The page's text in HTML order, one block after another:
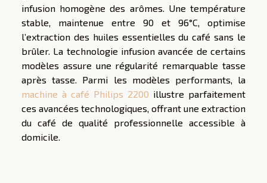
infusion homogène des arômes. Une température
stable, maintenue entre 90 et 96°C, optimise
l’extraction des huiles essentielles du café sans le
brûler. La technologie infusion avancée de certains
modèles assure une régularité remarquable tasse
après tasse. Parmi les modèles performants, la
machine à café Philips 2200 illustre parfaitement
ces avancées technologiques, offrant une extraction
du café de qualité professionnelle accessible à
domicile.